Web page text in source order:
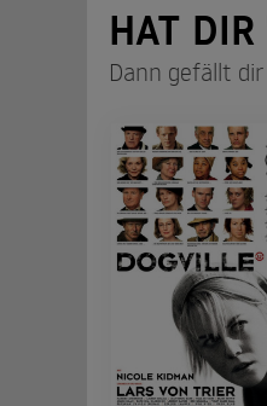
HAT DIR
Dann gefällt